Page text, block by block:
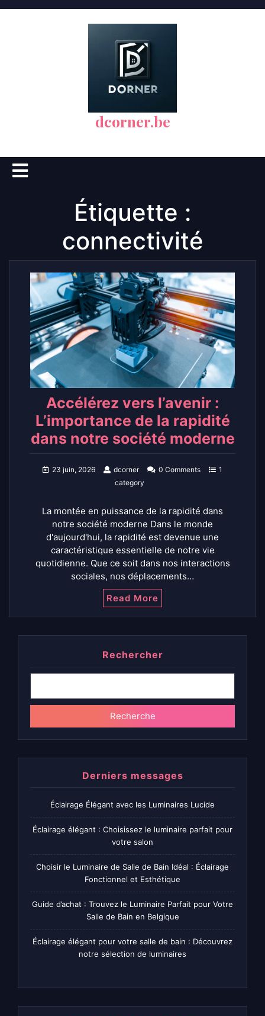
dcorner.be
Open
Button
Étiquette :
connectivité
Accélérez vers l’avenir :
L’importance de la rapidité
dans notre société moderne
23 juin, 2026 dcorner 0 Comments
1
category
La montée en puissance de la rapidité dans
notre société moderne Dans le monde
d'aujourd'hui, la rapidité est devenue une
caractéristique essentielle de notre vie
quotidienne. Que ce soit dans nos interactions
sociales, nos déplacements…
Read More
Rechercher
Recherche
Derniers messages
Éclairage Élégant avec les Luminaires Lucide
Éclairage élégant : Choisissez le luminaire parfait pour
votre salon
Choisir le Luminaire de Salle de Bain Idéal : Éclairage
Fonctionnel et Esthétique
Guide d’achat : Trouvez le Luminaire Parfait pour Votre
Salle de Bain en Belgique
Éclairage élégant pour votre salle de bain : Découvrez
notre sélection de luminaires